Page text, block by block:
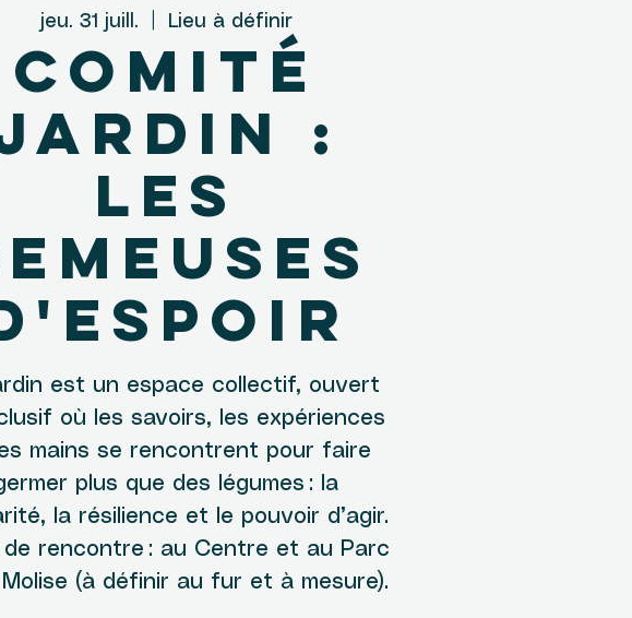
jeu. 31 juill. Lieu à définir
Comité
:
Les
est un espace collectif, ouvert
où les savoirs, les expériences
mains se rencontrent pour faire
plus que des légumes : la
la résilience et le pouvoir d’agir.
de rencontre : au Centre et au Parc
(à définir au fur et à mesure).